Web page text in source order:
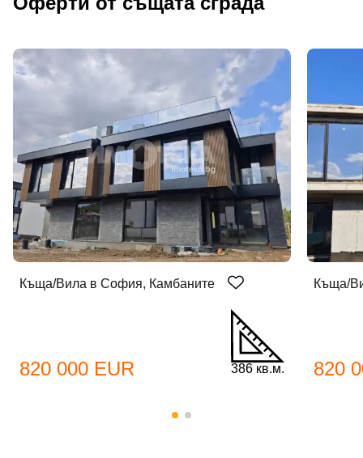
Къща/Вила в София, Камбаните
820 000 EUR 386 кв.м.
Къща/
820